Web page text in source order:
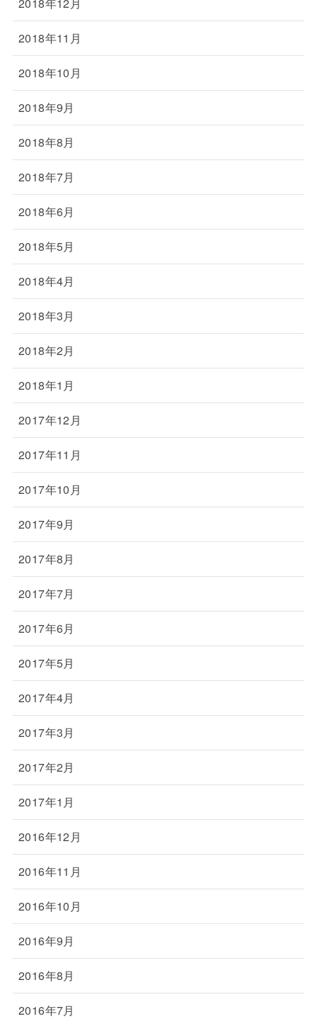
2018年11月
2018年10月
2018年9月
2018年8月
2018年7月
2018年6月
2018年5月
2018年4月
2018年3月
2018年2月
2018年1月
2017年12月
2017年11月
2017年10月
2017年9月
2017年8月
2017年7月
2017年6月
2017年5月
2017年4月
2017年3月
2017年2月
2017年1月
2016年12月
2016年11月
2016年10月
2016年9月
2016年8月
2016年7月